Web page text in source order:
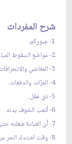
شرح المفردات
1- عبوركم.
2- مواضع السقوط المباغت فيه.
3- المعاصي والانحرافات.
4- المرّات والدفعات.
5- ذي عقل.
6- أتعب الخوف بدنه.
7- أن العبادة شغلته حتى عن النوم القليل.
8- وقت اشتداد الحر من يومه.